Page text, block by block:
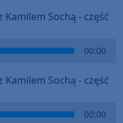
Sochą - część
00:00
Sochą - część
00:00